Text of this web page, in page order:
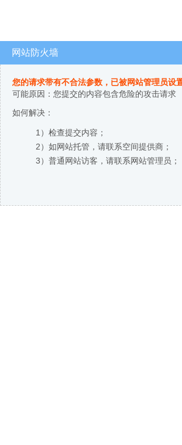
网站防火墙
您的请求带有不合法参数，已被网站管理员设
可能原因：您提交的内容包含危险的攻击请求
如何解决：
1）检查提交内容；
2）如网站托管，请联系空间提供商；
3）普通网站访客，请联系网站管理员；